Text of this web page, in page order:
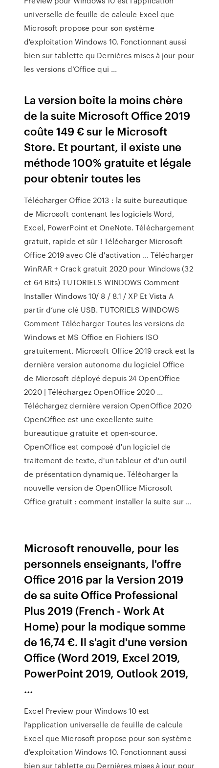
universelle de feuille de calcule Excel que
Microsoft propose pour son système
d'exploitation Windows 10. Fonctionnant aussi
bien sur tablette qu Dernières mises à jour pour
les versions d’Office qui ...
La version boîte la moins chère
de la suite Microsoft Office 2019
coûte 149 € sur le Microsoft
Store. Et pourtant, il existe une
méthode 100% gratuite et légale
pour obtenir toutes les
Télécharger Office 2013 : la suite bureautique
de Microsoft contenant les logiciels Word,
Excel, PowerPoint et OneNote. Téléchargement
gratuit, rapide et sûr ! Télécharger Microsoft
Office 2019 avec Clé d'activation ... Télécharger
WinRAR + Crack gratuit 2020 pour Windows (32
et 64 Bits) TUTORIELS WINDOWS Comment
Installer Windows 10/ 8 / 8.1 / XP Et Vista A
partir d’une clé USB. TUTORIELS WINDOWS
Comment Télécharger Toutes les versions de
Windows et MS Office en Fichiers ISO
gratuitement. Microsoft Office 2019 crack est la
dernière version autonome du logiciel Office
de Microsoft déployé depuis 24 OpenOffice
2020 | Téléchargez OpenOffice 2020 ...
Téléchargez dernière version OpenOffice 2020
OpenOffice est une excellente suite
bureautique gratuite et open-source.
OpenOffice est composé d'un logiciel de
traitement de texte, d'un tableur et d'un outil
de présentation dynamique. Télécharger la
nouvelle version de OpenOffice Microsoft
Office gratuit : comment installer la suite sur ...
Microsoft renouvelle, pour les
personnels enseignants, l'offre
Office 2016 par la Version 2019
de sa suite Office Professional
Plus 2019 (French - Work At
Home) pour la modique somme
de 16,74 €. Il s'agit d'une version
Office (Word 2019, Excel 2019,
PowerPoint 2019, Outlook 2019,
…
Excel Preview pour Windows 10 est
l'application universelle de feuille de calcule
Excel que Microsoft propose pour son système
d'exploitation Windows 10. Fonctionnant aussi
bien sur tablette qu Dernières mises à jour pour